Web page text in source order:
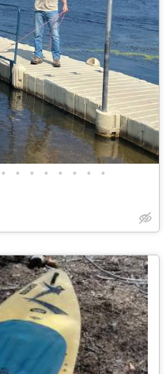
• • • • • • • •